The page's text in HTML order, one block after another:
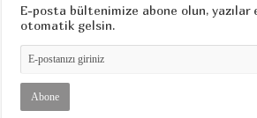
E-posta bültenimize abone olun, yazılar
otomatik gelsin.